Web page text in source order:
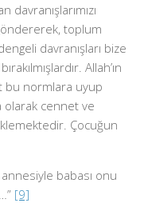
davranışlarımızı
toplum
davranışları bize
Allah’ın
bu normlara uyup
olarak cennet ve
Çocuğun
babası onu
[9]